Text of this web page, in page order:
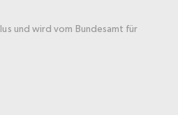
und wird vom Bundesamt für